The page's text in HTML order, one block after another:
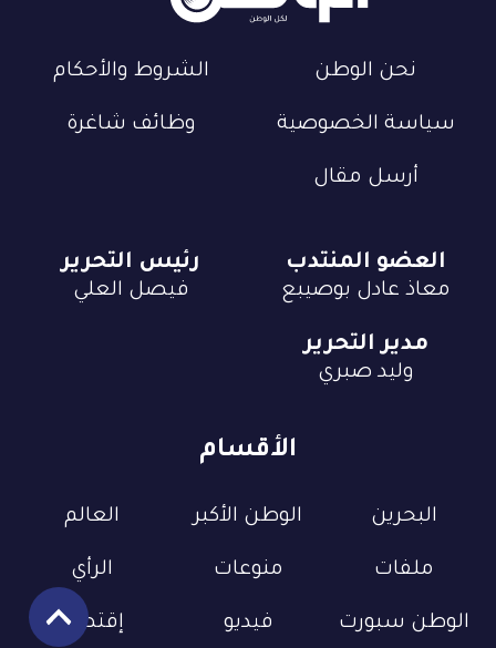
نحن الوطن الشروط والأحكام
سياسة الخصوصية وظائف شاغرة
أرسل مقال
الأقسام
البحرين الوطن الأكبر العالم
ملفات منوعات الرأي
الوطن سبورت فيديو إقتصاد
العضو المنتدب
معاذ عادل بوصيبع
رئيس التحرير
فيصل العلي
مدير التحرير
وليد صبري